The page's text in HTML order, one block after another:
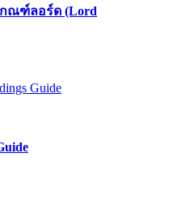
กณฑ์ลอร์ด (Lord